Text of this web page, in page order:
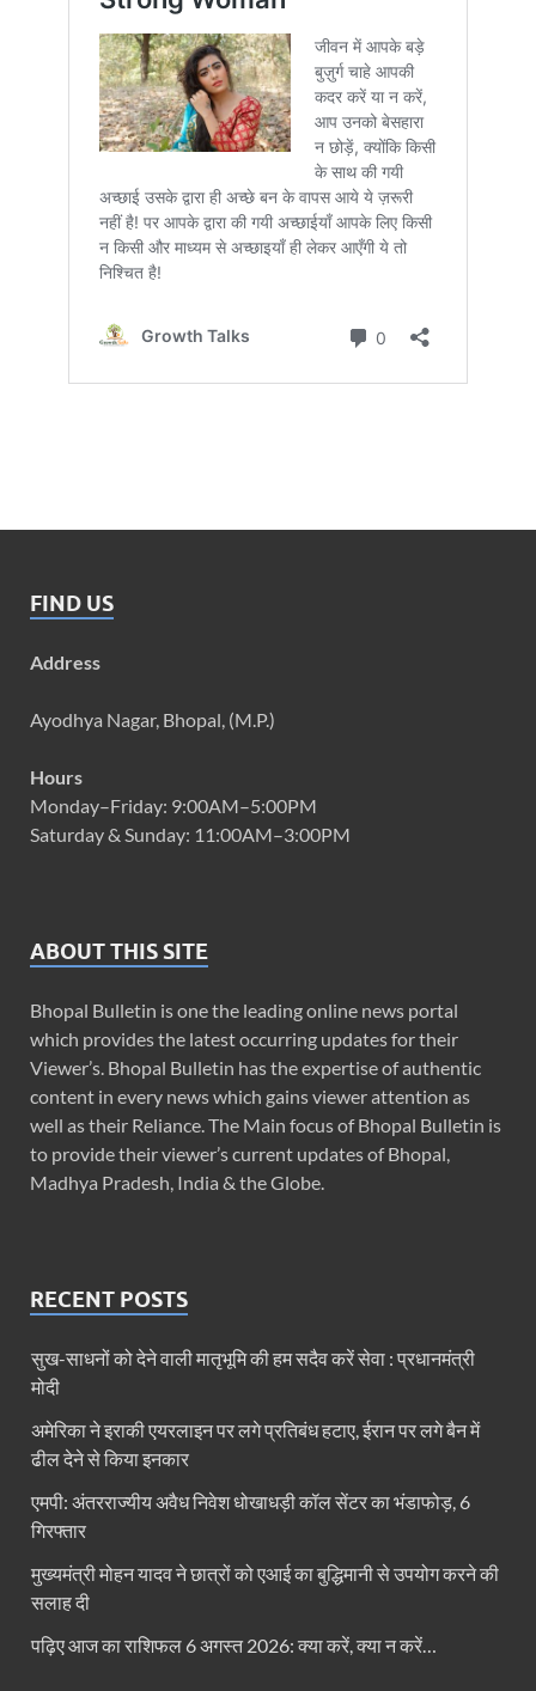
FIND US
Address
Ayodhya Nagar, Bhopal, (M.P.)
Hours
Monday–Friday: 9:00AM–5:00PM
Saturday & Sunday: 11:00AM–3:00PM
ABOUT THIS SITE
Bhopal Bulletin is one the leading online news portal
which provides the latest occurring updates for their
Viewer’s. Bhopal Bulletin has the expertise of authentic
content in every news which gains viewer attention as
well as their Reliance. The Main focus of Bhopal Bulletin is
to provide their viewer’s current updates of Bhopal,
Madhya Pradesh, India & the Globe.
RECENT POSTS
सुख-साधनों को देने वाली मातृभूमि की हम सदैव करें सेवा : प्रधानमंत्री
मोदी
अमेरिका ने इराकी एयरलाइन पर लगे प्रतिबंध हटाए, ईरान पर लगे बैन में
ढील देने से किया इनकार
एमपी: अंतरराज्यीय अवैध निवेश धोखाधड़ी कॉल सेंटर का भंडाफोड़, 6
गिरफ्तार
मुख्यमंत्री मोहन यादव ने छात्रों को एआई का बुद्धिमानी से उपयोग करने की
सलाह दी
पढ़िए आज का राशिफल 6 अगस्त 2026: क्या करें, क्या न करें…